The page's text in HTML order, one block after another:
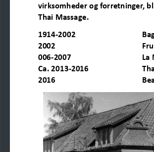
virksomheder og forretninger,
Thai Massage.
1914-2002
2002
006-2007
La
Ca. 2013-2016
2016